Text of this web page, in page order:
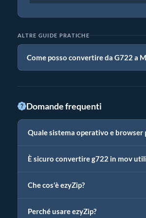
ALTRE GUIDE PRATICHE
Come posso convertire da G722 a
Domande frequenti
Quale sistema operativo e
È sicuro convertire g722 in mov
Che cos'è ezyZip?
Perché usare ezyZip?